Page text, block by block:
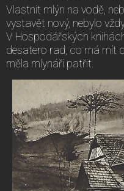
Vlastnit mlýn na vodě,
vystavět nový, nebylo
V Hospodářských
desatero rad, co má mít
měla mlynáři patřit.